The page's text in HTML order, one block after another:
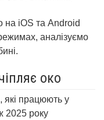
на iOS та Android
аналізуємо
око
які працюють у
2025 року